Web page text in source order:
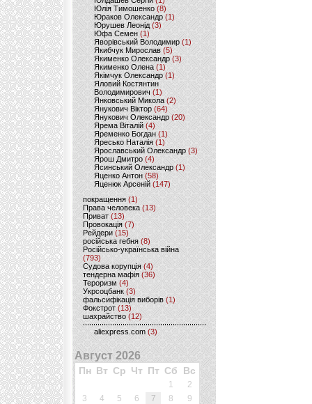
Юлія Тимошенко (8)
Юраков Олександр (1)
Юрушев Леонід (3)
Юфа Семен (1)
Яворівський Володимир (1)
Якибчук Мирослав (5)
Якименко Олександр (3)
Якименко Олена(1)
Якімчук Олександр (1)
Яловий Костянтин
Володимирович (1)
Янковський Микола(2)
Янукович Віктор (64)
Янукович Олександр(20)
Ярема Віталій(4)
Яременко Богдан(1)
Яресько Наталія(1)
Ярославський Олександр (3)
Ярош Дмитро (4)
Ясинський Олександр (1)
Яценко Антон(58)
Яценюк Арсеній (147)
покращення (1)
Права человека(13)
Приват (13)
Провокація (7)
Рейдери (15)
російська гебня (8)
Російсько-українська війна
(793)
Судова корупція (4)
тендерна мафія (36)
Тероризм (4)
Укрсоцбанк (3)
фальсифікація виборів (1)
Фокстрот(13)
шахрайство (12)
aliexpress.com (3)
Август 2026
Пн Вт Ср Чт Пт Сб Вс
1
2
3
4 5 6 7 8
9